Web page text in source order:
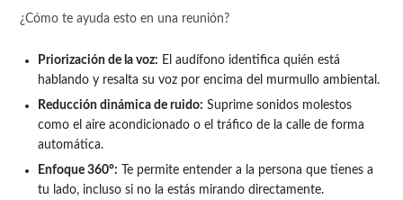
¿Cómo te ayuda esto en una reunión?
Priorización de la voz: El audífono identifica quién está
hablando y resalta su voz por encima del murmullo ambiental.
Reducción dinámica de ruido: Suprime sonidos molestos
como el aire acondicionado o el tráfico de la calle de forma
automática.
Enfoque 360°: Te permite entender a la persona que tienes a
tu lado, incluso si no la estás mirando directamente.